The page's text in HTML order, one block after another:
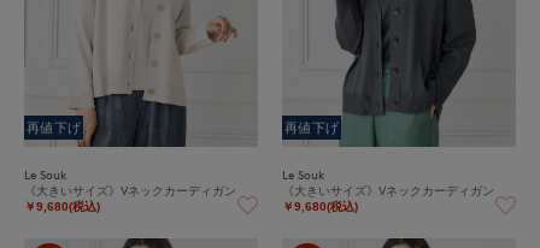
再値下げ
Le Souk
《大きいサイズ》Vネックカーディガン
￥9,680(税込)
再値下げ
Le Souk
《大きいサイズ》Vネックカーディガン
￥9,680(税込)